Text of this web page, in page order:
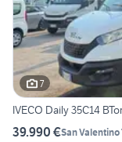
7
IVECO Daily 35C14
39.990 €San Valentino